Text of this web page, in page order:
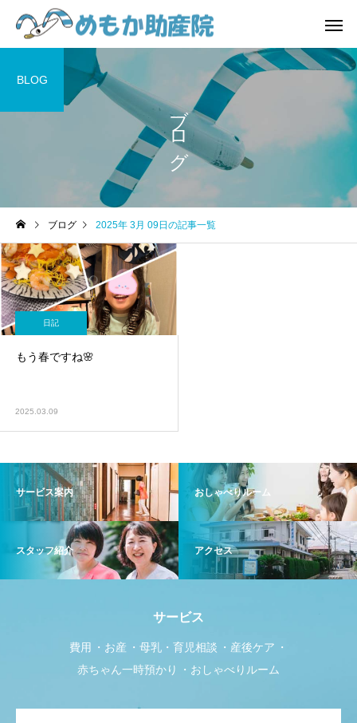
費用
赤ちゃん一時預かり
日記
4/1から『誰でも通園制
度』始まっています😊
日記
気づけばもう年の瀬‼️😱
ブログ
BLOG
ブログ 2025年 3月 09日の記事一覧
日記
もう春ですね🌸
2025.03.09
サービス案内 おしゃべりルーム
スタッフ紹介 アクセス
サービス
費用 お産 母乳・育児相談
産後ケア
赤ちゃん一時預かり
おしゃべりルーム